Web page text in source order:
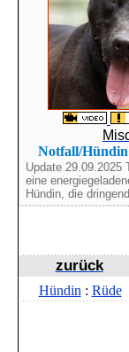
Notfall/Hündin
Update 29.09.2025
eine
Hündin, die
zurück
Hündin : Rüde